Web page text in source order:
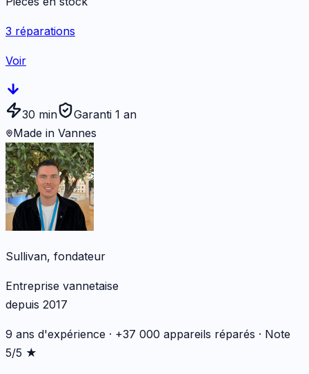
3 réparations
Voir
30 min
Garanti 1 an
Made in Vannes
Sullivan, fondateur
Entreprise vannetaise
depuis 2017
9 ans d'expérience · +37 000 appareils réparés · Note
5/5 ★